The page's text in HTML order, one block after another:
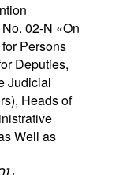
02-N «On
Persons
Deputies,
Judicial
Heads of
Well as